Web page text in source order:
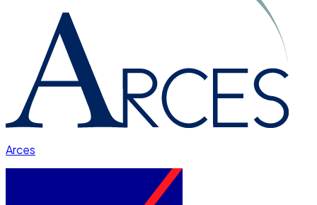
Arces